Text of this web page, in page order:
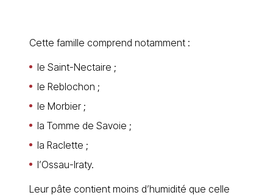
Cette famille comprend notamment :
le Saint-Nectaire ;
le Reblochon ;
le Morbier ;
la Tomme de Savoie ;
la Raclette ;
l’Ossau-Iraty.
Leur pâte contient moins d’humidité que celle